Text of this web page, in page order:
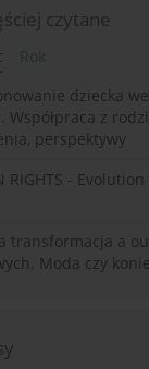
czytane
Rok
dziecka
Współpraca z
perspektywy
RIGHTS -
transformacja a
Moda czy